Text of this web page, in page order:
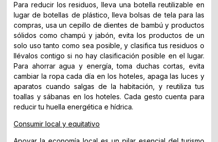
Para reducir los residuos, lleva una botella reutilizable en
lugar de botellas de plástico, lleva bolsas de tela para las
compras, usa un cepillo de dientes de bambú y productos
sólidos como champú y jabón, evita los productos de un
solo uso tanto como sea posible, y clasifica tus residuos o
llévalos contigo si no hay clasificación posible en el lugar.
Para ahorrar agua y energía, toma duchas cortas, evita
cambiar la ropa cada día en los hoteles, apaga las luces y
aparatos cuando salgas de la habitación, y reutiliza tus
toallas y sábanas en los hoteles. Cada gesto cuenta para
reducir tu huella energética e hídrica.
Consumir local y equitativo